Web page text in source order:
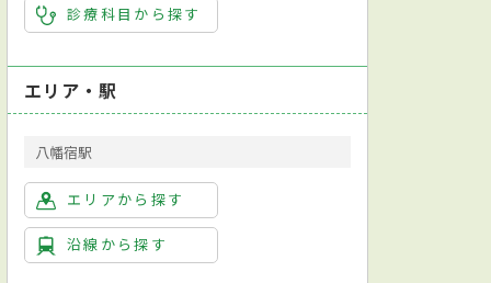
診療科目から探す
エリア・駅
八幡宿駅
エリアから探す
沿線から探す